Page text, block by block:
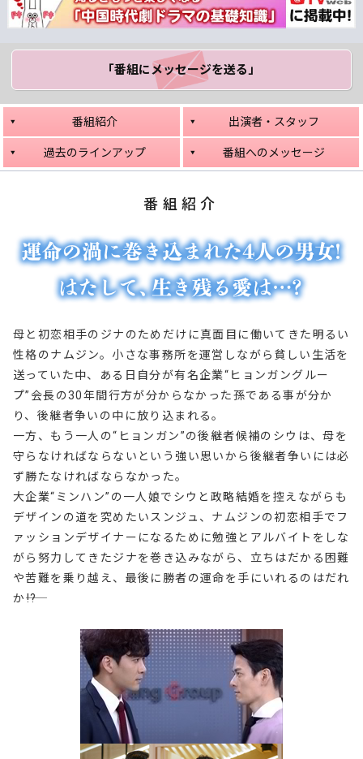
「番組にメッセージを送る」
番組紹介 出演者・スタッフ
過去のラインアップ 番組へのメッセージ
番組紹介
母と初恋相手のジナのためだけに真面目に働いてきた明るい
性格のナムジン。小さな事務所を運営しながら貧しい生活を
送っていた中、ある日自分が有名企業“ヒョンガングルー
プ”会長の30年間行方が分からなかった孫である事が分か
り、後継者争いの中に放り込まれる。
一方、もう一人の“ヒョンガン”の後継者候補のシウは、母を
守らなければならないという強い思いから後継者争いには必
ず勝たなければならなかった。
大企業“ミンハン”の一人娘でシウと政略結婚を控えながらも
デザインの道を究めたいスンジュ、ナムジンの初恋相手でフ
ァッションデザイナーになるために勉強とアルバイトをしな
がら努力してきたジナを巻き込みながら、立ちはだかる困難
や苦難を乗り越え、最後に勝者の運命を手にいれるのはだれ
か――!?